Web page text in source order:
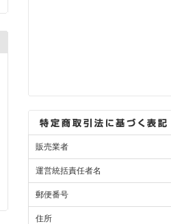
販売業者
運営統括責任者名
郵便番号
住所